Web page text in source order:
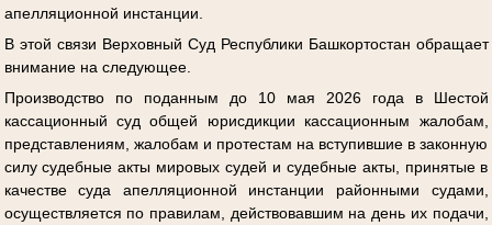
апелляционной инстанции.
В этой связи Верховный Суд Республики Башкортостан обращает
внимание на следующее.
Производство по поданным до 10 мая 2026 года в Шестой
кассационный суд общей юрисдикции кассационным жалобам,
представлениям, жалобам и протестам на вступившие в законную
силу судебные акты мировых судей и судебные акты, принятые в
качестве суда апелляционной инстанции районными судами,
осуществляется по правилам, действовавшим на день их подачи,